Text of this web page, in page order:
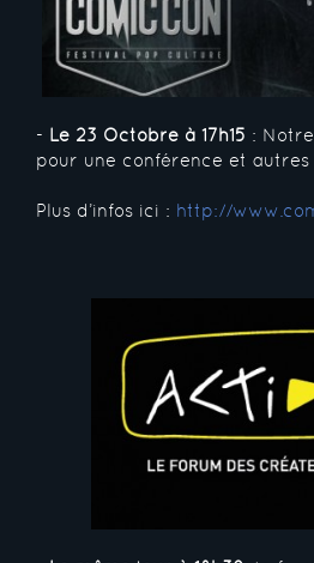
- Le 23 Octobre à 17h15 :
pour une conférence et
Plus d’infos ici : http://